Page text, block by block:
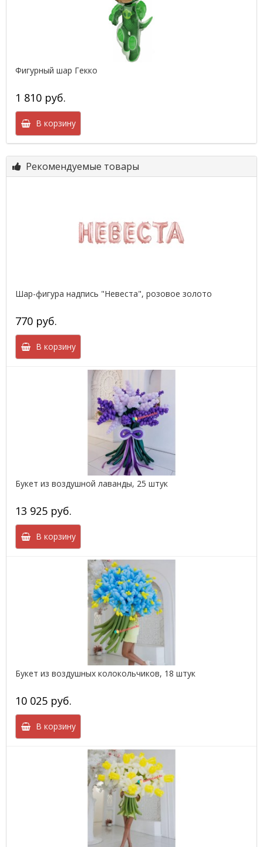
Фигурный шар Гекко
1 810 руб.
В корзину
Рекомендуемые товары
Шар-фигура надпись "Невеста", розовое золото
770 руб.
В корзину
Букет из воздушной лаванды, 25 штук
13 925 руб.
В корзину
Букет из воздушных колокольчиков, 18 штук
10 025 руб.
В корзину